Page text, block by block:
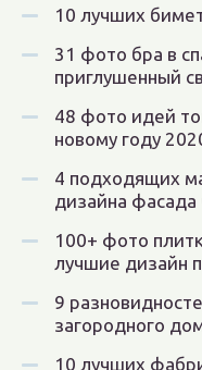
10 лучших
31 фото бра в
приглушенный
48 фото идей
новому году
4 подходящих
дизайна фасада
100+ фото
лучшие дизайн
9
загородного
10 лучших